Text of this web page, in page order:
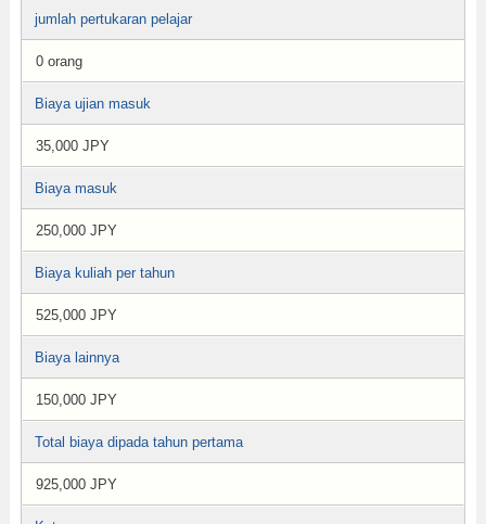
jumlah pertukaran pelajar
0 orang
Biaya ujian masuk
35,000 JPY
Biaya masuk
250,000 JPY
Biaya kuliah per tahun
525,000 JPY
Biaya lainnya
150,000 JPY
Total biaya dipada tahun pertama
925,000 JPY